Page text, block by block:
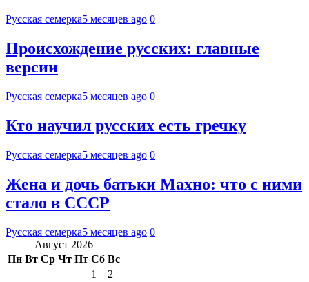
Русская семерка5 месяцев ago 0
Происхождение русских: главные
версии
Русская семерка5 месяцев ago 0
Кто научил русских есть гречку
Русская семерка5 месяцев ago 0
Жена и дочь батьки Махно: что с ними
стало в СССР
Русская семерка5 месяцев ago 0
Август 2026
Пн Вт Ср Чт Пт Сб Вс
1
2